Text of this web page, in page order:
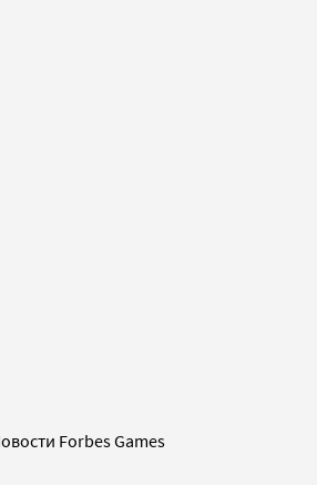
Forbes Games